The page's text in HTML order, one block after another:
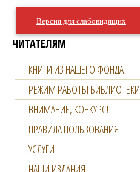
Версия для слабовидящих
ЧИТАТЕЛЯМ
КНИГИ ИЗ НАШЕГО ФОНДА
РЕЖИМ РАБОТЫ БИБЛИОТЕКИ
ВНИМАНИЕ, КОНКУРС!
ПРАВИЛА ПОЛЬЗОВАНИЯ
УСЛУГИ
НАШИ ИЗДАНИЯ